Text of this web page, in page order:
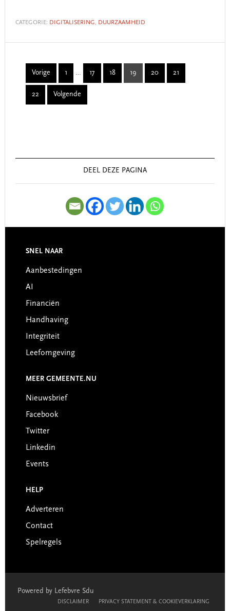
CATEGORIE: DIGITALISERING, DUURZAAMHEID
Vorige Page
1
Interim
pages
… 17 Page
18 Page
19 Page
20 Page
21
Page
22 Volgende
Sidebar
DEEL DEZE PAGINA
Footer
SNEL NAAR
Aanbestedingen
AI
Financiën
Handhaving
Integriteit
Leefomgeving
MEER GEMEENTE.NU
Nieuwsbrief
Facebook
Twitter
Linkedin
Events
HELP
Adverteren
Contact
Spelregels
Powered by Lefebvre Sdu
DISCLAIMER PRIVACY STATEMENT & COOKIEVERKLARING